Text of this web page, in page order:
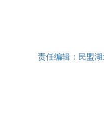
责任编辑：民盟